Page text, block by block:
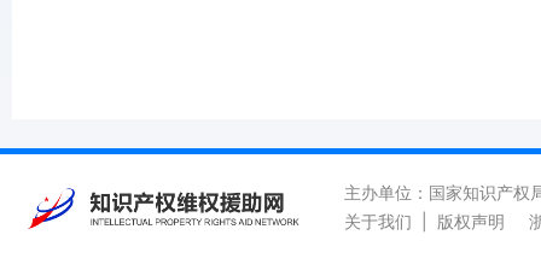
主办单位：国家知识产
关于我们
版权声明